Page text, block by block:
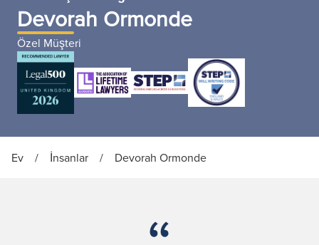
Devorah Ormonde
Özel Müşteri
Ev / İnsanlar / Devorah Ormonde